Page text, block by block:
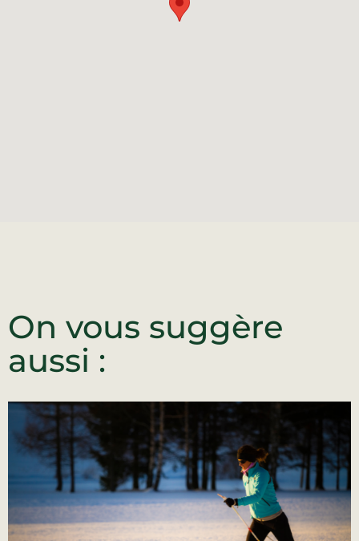
On vous suggère
aussi :